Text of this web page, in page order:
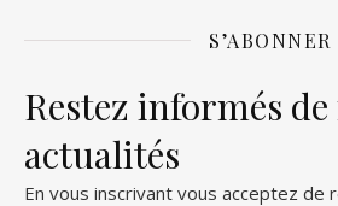
S’ABONNER
Restez informés de
actualités
En vous inscrivant vous acceptez de